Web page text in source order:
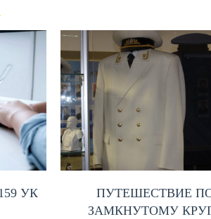
УК
ПУТЕШЕСТВИЕ
ЗАМКНУТОМУ